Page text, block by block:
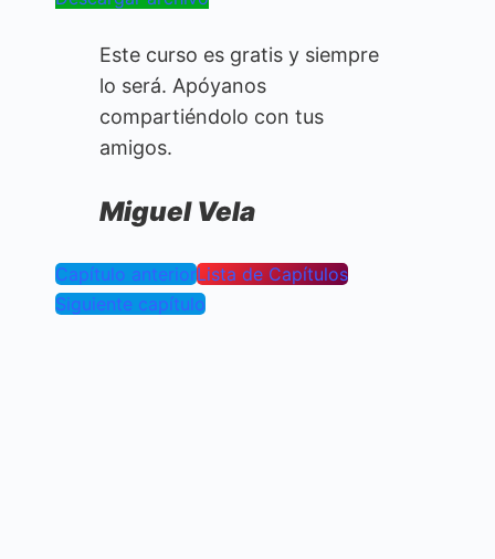
Este curso es gratis y siempre
lo será. Apóyanos
compartiéndolo con tus
amigos.
Miguel Vela
Capítulo anteriorLista de Capítulos
Siguiente capítulo